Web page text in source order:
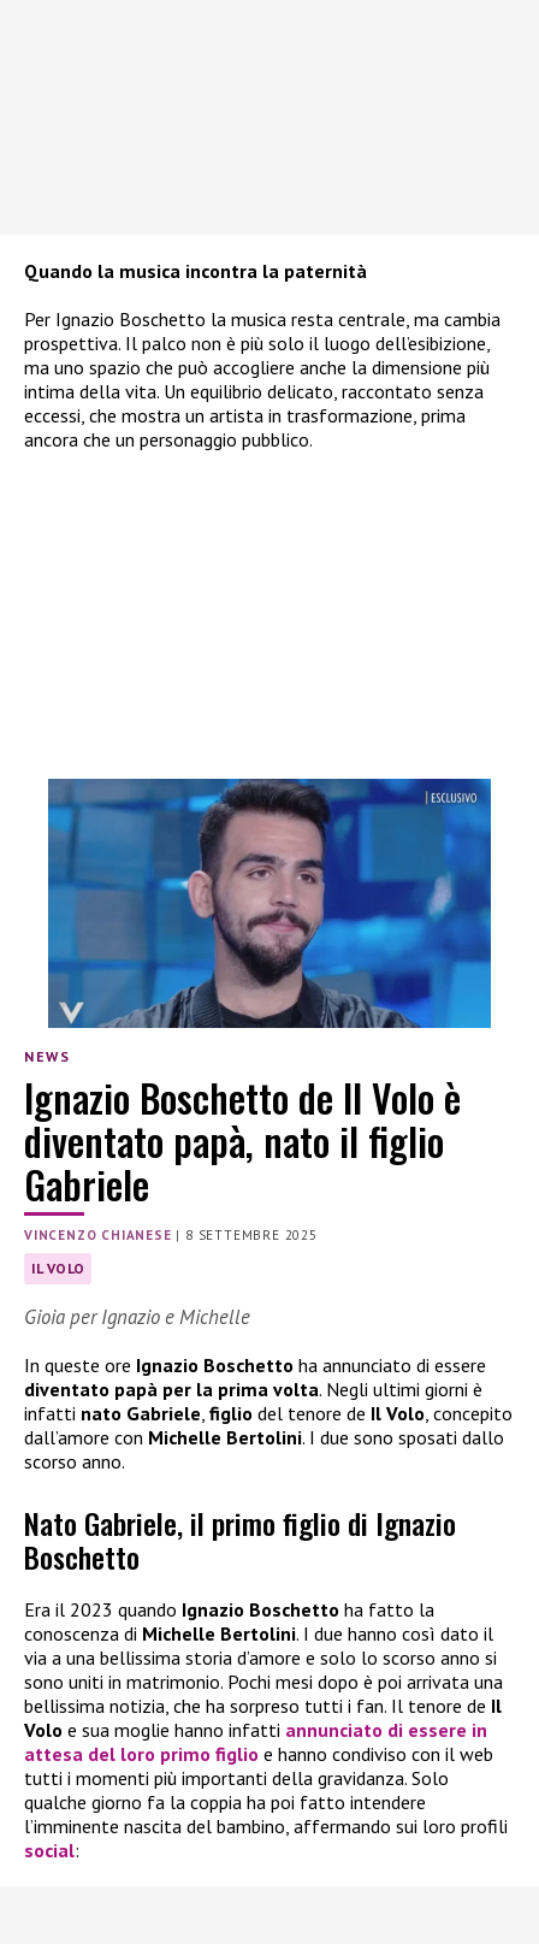
Quando la musica incontra la paternità
Per Ignazio Boschetto la musica resta centrale, ma cambia
prospettiva. Il palco non è più solo il luogo dell’esibizione,
ma uno spazio che può accogliere anche la dimensione più
intima della vita. Un equilibrio delicato, raccontato senza
eccessi, che mostra un artista in trasformazione, prima
ancora che un personaggio pubblico.
NEWS
Ignazio Boschetto de Il Volo è
diventato papà, nato il figlio
Gabriele
VINCENZO CHIANESE | 8 SETTEMBRE 2025
IL VOLO
Gioia per Ignazio e Michelle
In queste ore Ignazio Boschetto ha annunciato di essere
diventato papà per la prima volta. Negli ultimi giorni è
infatti nato Gabriele, figlio del tenore de Il Volo, concepito
dall’amore con Michelle Bertolini. I due sono sposati dallo
scorso anno.
Nato Gabriele, il primo figlio di Ignazio
Boschetto
Era il 2023 quando Ignazio Boschetto ha fatto la
conoscenza di Michelle Bertolini. I due hanno così dato il
via a una bellissima storia d’amore e solo lo scorso anno si
sono uniti in matrimonio. Pochi mesi dopo è poi arrivata una
bellissima notizia, che ha sorpreso tutti i fan. Il tenore de Il
Volo e sua moglie hanno infatti annunciato di essere in
attesa del loro primo figlio e hanno condiviso con il web
tutti i momenti più importanti della gravidanza. Solo
qualche giorno fa la coppia ha poi fatto intendere
l’imminente nascita del bambino, affermando sui loro profili
social: